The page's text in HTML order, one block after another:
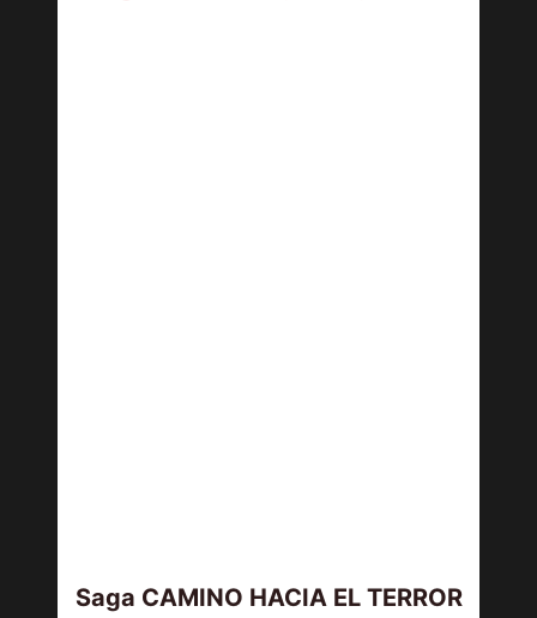
Saga CAMINO HACIA EL TERROR